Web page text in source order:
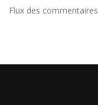
Flux des commentaires